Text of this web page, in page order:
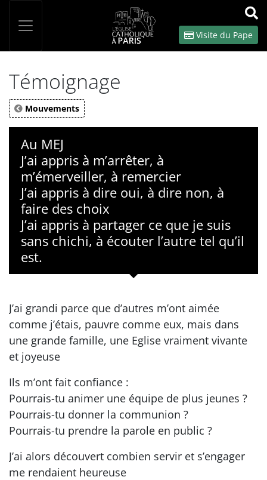
OK
Visite du Pape
Témoignage
Mouvements
Au MEJ
J’ai appris à m’arrêter, à
m’émerveiller, à remercier
J’ai appris à dire oui, à dire non, à
faire des choix
J’ai appris à partager ce que je suis
sans chichi, à écouter l’autre tel qu’il
est.
J’ai grandi parce que d’autres m’ont aimée
comme j’étais, pauvre comme eux, mais dans
une grande famille, une Eglise vraiment vivante
et joyeuse
Ils m’ont fait confiance :
Pourrais-tu animer une équipe de plus jeunes ?
Pourrais-tu donner la communion ?
Pourrais-tu prendre la parole en public ?
J’ai alors découvert combien servir et s’engager
me rendaient heureuse
Panneau de gestion des cookies